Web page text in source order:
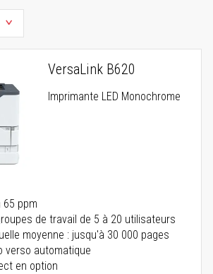
VersaLink B620
Imprimante LED Monochrome
ppm
de travail de 5 à 20 utilisateurs
moyenne : jusqu'à 30 000 pages
verso automatique
en option